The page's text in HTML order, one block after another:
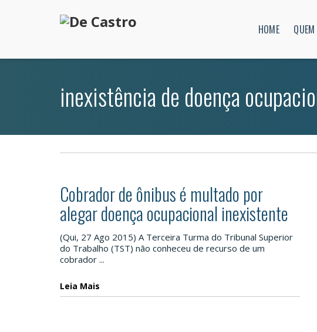
HOME
inexistência de doença
Cobrador de ônibus é multado por
alegar doença ocupacional inexistente
(Qui, 27 Ago 2015) A Terceira Turma do Tribunal Superior
do Trabalho (TST) não conheceu de recurso de um
cobrador ...
Leia Mais